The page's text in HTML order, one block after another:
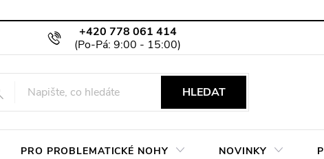
+420 778 061 414
Podmínky ochrany osobních údajů
HLEDAT
PRO PROBLEMATICKÉ NOHY NOVINKY